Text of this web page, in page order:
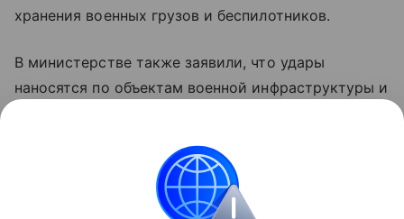
хранения военных грузов и беспилотников.
В министерстве также заявили, что удары
наносятся по объектам военной инфраструктуры и
оружия и беспилотных летательных аппаратов.